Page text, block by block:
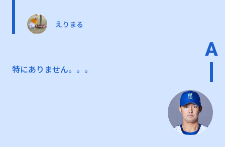
えりまる
特にありません。。。